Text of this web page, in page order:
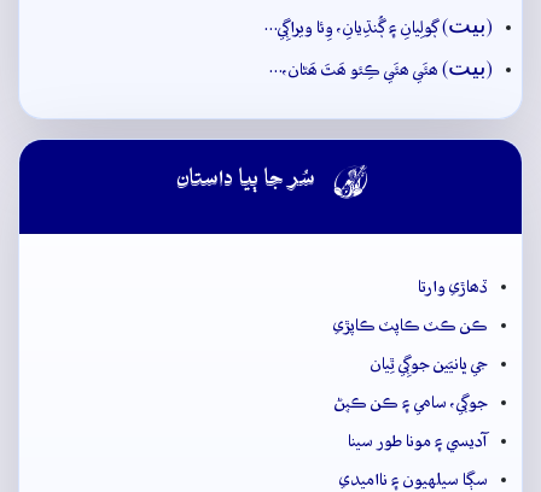
(بيت) ڳولِيانِ ۽ ڳُنڌِيانِ، وِئا ويراڳِي…
(بيت) ھئَي ھئَي ڪِئو ھَٿَ ھَڻان،…
 سُر جا ٻيا داستان
ڏھاڙي وارتا
ڪن ڪٽ ڪاپٽ ڪاپڙي
جي ڀانيَين جوڳِي ٿِيان
جوڳي، سامي ۽ ڪن ڪپڻ
آديسي ۽ مونا طور سينا
سڳا سيلهيون ۽ نااميدي